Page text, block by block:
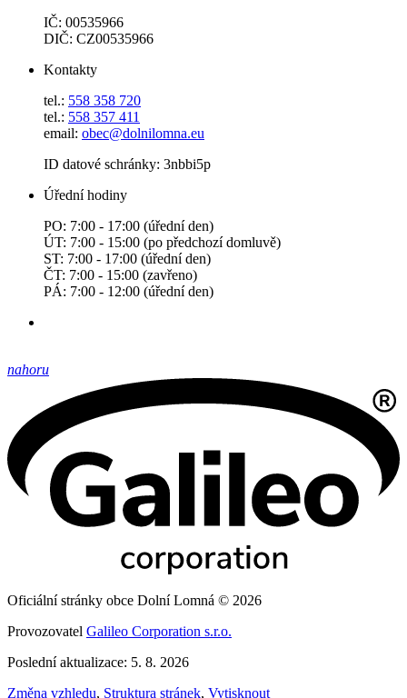
IČ: 00535966
DIČ: CZ00535966
Kontakty
tel.: 558 358 720
tel.: 558 357 411
email: obec@dolnilomna.eu
ID datové schránky: 3nbbi5p
Úřední hodiny
PO: 7:00 - 17:00 (úřední den)
ÚT: 7:00 - 15:00 (po předchozí domluvě)
ST: 7:00 - 17:00 (úřední den)
ČT: 7:00 - 15:00 (zavřeno)
PÁ: 7:00 - 12:00 (úřední den)
nahoru
Oficiální stránky obce Dolní Lomná © 2026
Provozovatel Galileo Corporation s.r.o.
Poslední aktualizace: 5. 8. 2026
Změna vzhledu, Struktura stránek, Vytisknout